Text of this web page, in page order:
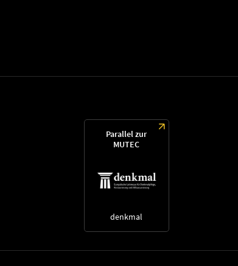
Parallel zur
MUTEC
denkmal